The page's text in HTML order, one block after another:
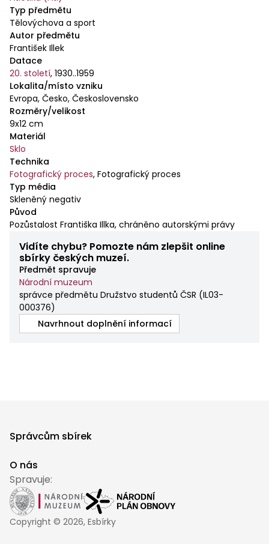
Typ předmětu
Tělovýchova a sport
Autor předmětu
František Illek
Datace
20. století, 1930..1959
Lokalita/místo vzniku
Evropa, Česko, Československo
Rozměry/velikost
9x12 cm
Materiál
Sklo
Technika
Fotografický proces, Fotografický proces
Typ média
Skleněný negativ
Původ
Pozůstalost Františka Illka, chráněno autorskými právy
Vidíte chybu? Pomozte nám zlepšit online
sbírky českých muzeí.
Předmět spravuje
Národní muzeum
správce předmětu Družstvo studentů ČSR (IL03-
000376)
Navrhnout doplnění informací
Správcům sbírek
O nás
Spravuje:
Copyright © 2026, Esbírky